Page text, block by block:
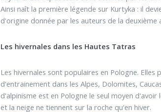
Ainsi naît la première légende sur Kurtyka : il
d'origine donnée par les auteurs de la
Les hivernales dans les Hautes Tatras
Les hivernales sont populaires en Pologne.
d'entrainement dans les Alpes, Dolomites,
d'alpinisme est en Pologne le seul moyen
et la neige ne tiennent sur la roche qu'en hiver.